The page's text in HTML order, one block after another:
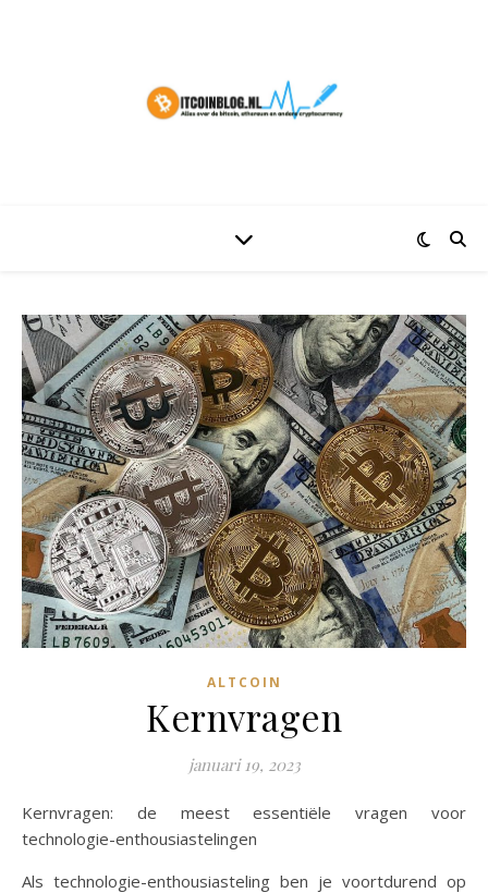
ALTCOIN
Kernvragen
januari 19, 2023
Kernvragen: de meest essentiële vragen voor
technologie-enthousiastelingen
Als technologie-enthousiasteling ben je voortdurend op